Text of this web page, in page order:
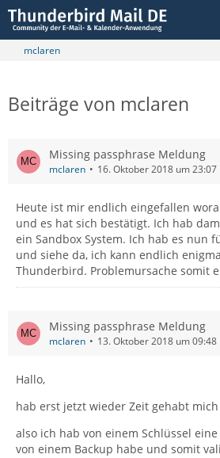
mclaren
Beiträge von mclaren
Missing passphrase Meldung
mclaren 16. Oktober 2018 um 23:07
Heute ist mir endlich eingefallen
und es hat sich bestätigt. Ich hab
ein Sandbox System. Ich hab es nun
und siehe da, ich kann endlich
Thunderbird. Problemursache somit
Missing passphrase Meldung
mclaren 13. Oktober 2018 um 09:48
Hallo,
hab erst jetzt wieder Zeit gehabt
also ich hab von einem Schlüssel
von einem Backup habe und somit